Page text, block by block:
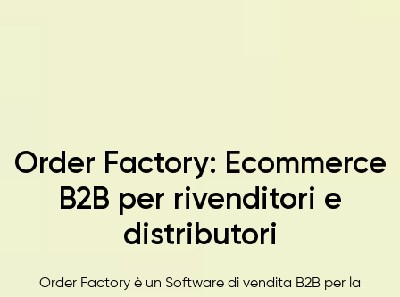
Order Factory: Ecommerce
B2B per rivenditori e
distributori
Order Factory è un Software di vendita B2B per la